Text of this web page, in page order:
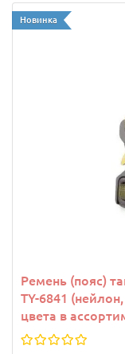
Новинка
Ремень (пояс)
TY-6841
цвета в